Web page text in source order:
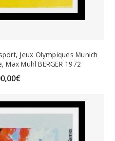
Jeux Olympiques Munich
Max Mühl BERGER 1972
€